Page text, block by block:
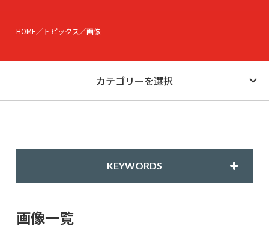
HOME トピックス 画像
カテゴリーを選択
KEYWORDS
画像一覧